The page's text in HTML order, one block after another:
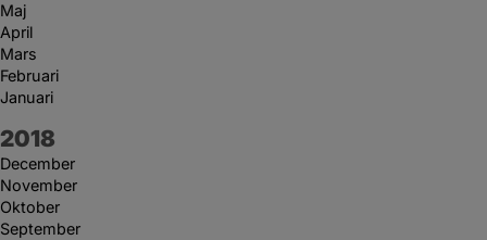
Maj
April
Mars
Februari
Januari
År:
2018
December
November
Oktober
September